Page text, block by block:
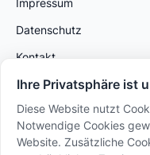
Impressum
Datenschutz
Kontakt
Ihre Privatsphäre ist
Diese Website nutzt
Notwendige Cookies
Website. Zusätzliche